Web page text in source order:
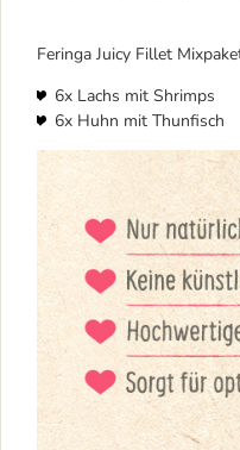
Feringa Juicy Fillet
6x Lachs mit Shrimps
6x Huhn mit Thunfisch